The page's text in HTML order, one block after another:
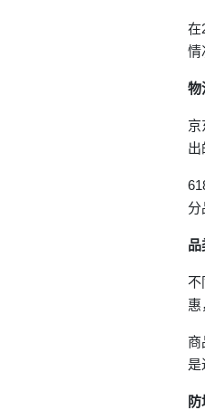
在
情
物
京
出
分
品
不
惠
商
是